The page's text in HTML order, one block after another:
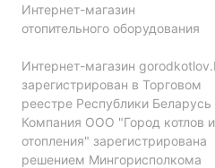
Интернет-магазин
отопительного оборудования
Интернет-магазин
зарегистрирован в Торговом
реестре Республики
Компания ООО "Город котлов и
отопления" зарегистрирована
решением Мингорисполкома